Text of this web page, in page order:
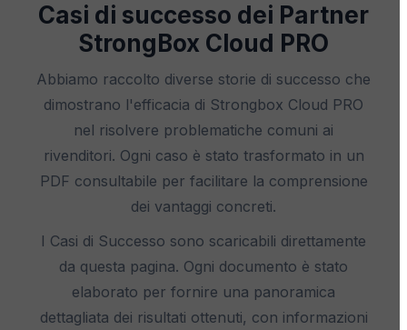
Casi di successo dei Partner
StrongBox Cloud PRO
Abbiamo raccolto diverse storie di successo che
dimostrano l'efficacia di Strongbox Cloud PRO
nel risolvere problematiche comuni ai
rivenditori. Ogni caso è stato trasformato in un
PDF consultabile per facilitare la comprensione
dei vantaggi concreti.
I Casi di Successo sono scaricabili direttamente
da questa pagina. Ogni documento è stato
elaborato per fornire una panoramica
dettagliata dei risultati ottenuti, con informazioni